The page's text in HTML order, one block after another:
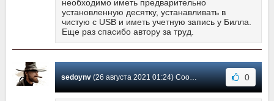
необходимо иметь предварительно
установленную десятку, устанавливать в
чистую с USB и иметь учетную запись у Билла.
Еще раз спасибо автору за труд.
sedoynv(26 августа 2021 01:24) Сообщение #462 0